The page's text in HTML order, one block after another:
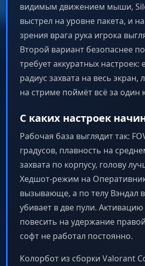
видимым движением мыши,
выстрел на уровне пакета, и
зрения врага рука игрока
Второй вариант безопаснее
требует аккуратных настроек:
радиус захвата на весь экран,
на стриме поймёт всё за один
С каких настроек
Рабочая база выглядит так:
градусов, плавность на
захвата по корпусу, голову
Хедшот-режим на
вызывающе, а по телу Вэндал
убивает в две пули.
повесить на удержание
софт не работал постоянно.
Колорбот из сборки Valorant